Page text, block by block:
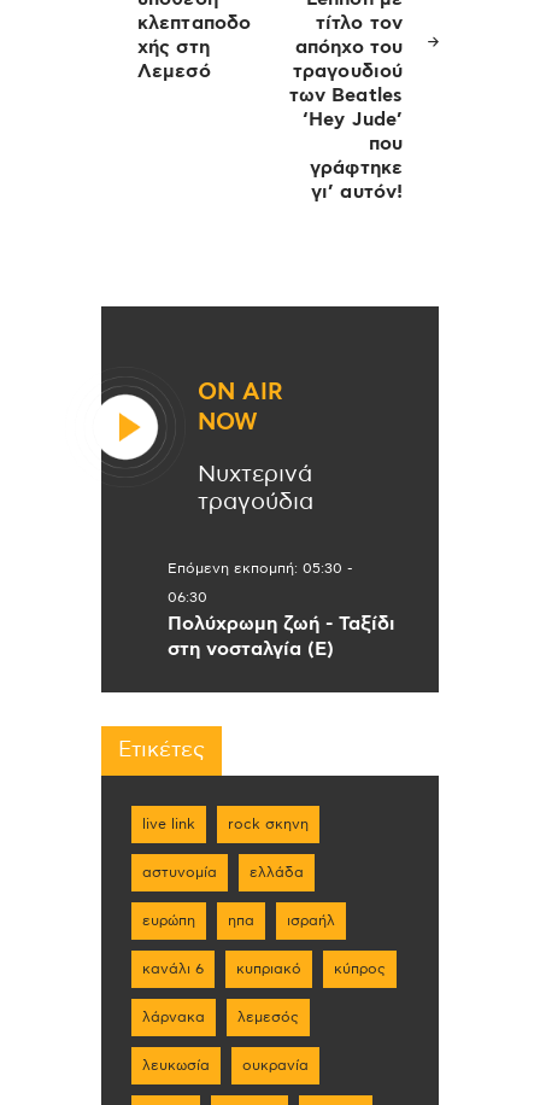
κλεπταποδο
χής στη
Λεμεσό
τίτλο τον
απόηχο του
τραγουδιού
των Beatles
‘Hey Jude’
που
γράφτηκε
γι’ αυτόν!
ON AIR
NOW
Νυχτερινά
τραγούδια
Επόμενη εκπομπή: 05:30 -
06:30
Πολύχρωμη ζωή - Ταξίδι
στη νοσταλγία (Ε)
Ετικέτες
live link rock σκηνη
αστυνομία ελλάδα
ευρώπη ηπα ισραήλ
κανάλι 6 κυπριακό κύπρος
λάρνακα λεμεσός
λευκωσία ουκρανία